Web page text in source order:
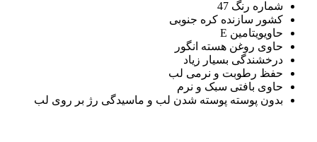
شماره رنگ 47
کشور سازنده کره جنوبی
حاویویتامین E
حاوی روغن هسته انگور
درخشندگی بسیار زیاد
حفظ رطوبت و نرمی لب
حاوی بافتی سبک و نرم
بدون پوسته پوسته شدن لب و ماسیدگی رژ بر روی لب